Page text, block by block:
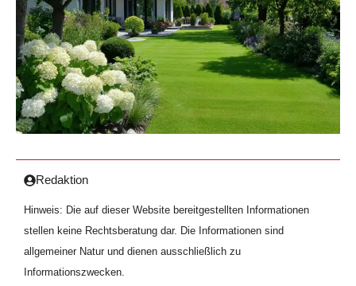
Redaktion
Hinweis: Die auf dieser Website bereitgestellten Informationen
stellen keine Rechtsberatung dar. Die Informationen sind
allgemeiner Natur und dienen ausschließlich zu
Informationszwecken.